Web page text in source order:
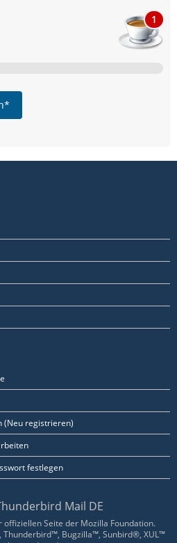
1
(Neu registrieren)
festlegen
Mail DE
offiziellen Seite der Mozilla Foundation.
Bugzilla™, Sunbird®, XUL™